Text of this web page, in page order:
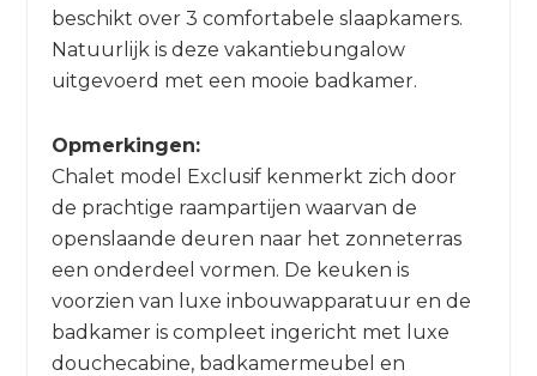
beschikt over 3 comfortabele slaapkamers.
Natuurlijk is deze vakantiebungalow
uitgevoerd met een mooie badkamer.
Opmerkingen:
Chalet model Exclusif kenmerkt zich door
de prachtige raampartijen waarvan de
openslaande deuren naar het zonneterras
een onderdeel vormen. De keuken is
voorzien van luxe inbouwapparatuur en de
badkamer is compleet ingericht met luxe
douchecabine, badkamermeubel en